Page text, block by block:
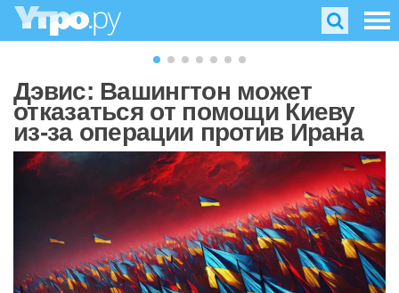
Дэвис: Вашингтон может
отказаться от помощи Киеву
из-за операции против Ирана